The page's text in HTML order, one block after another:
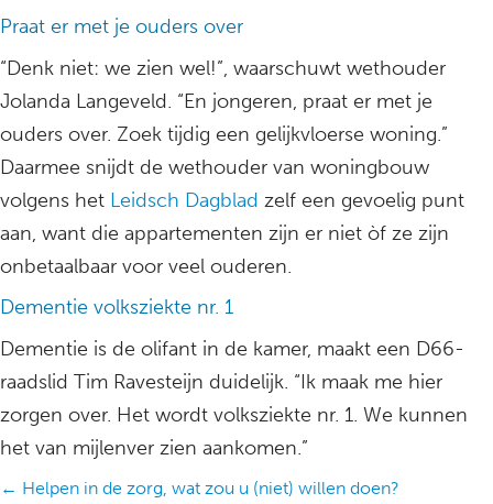
Praat er met je ouders over
“Denk niet: we zien wel!”, waarschuwt wethouder
Jolanda Langeveld. “En jongeren, praat er met je
ouders over. Zoek tijdig een gelijkvloerse woning.”
Daarmee snijdt de wethouder van woningbouw
volgens het Leidsch Dagblad zelf een gevoelig punt
aan, want die appartementen zijn er niet òf ze zijn
onbetaalbaar voor veel ouderen.
Dementie volksziekte nr. 1
Dementie is de olifant in de kamer, maakt een D66-
raadslid Tim Ravesteijn duidelijk. “Ik maak me hier
zorgen over. Het wordt volksziekte nr. 1. We kunnen
het van mijlenver zien aankomen.”
Posts
← Helpen in de zorg, wat zou u (niet) willen doen?